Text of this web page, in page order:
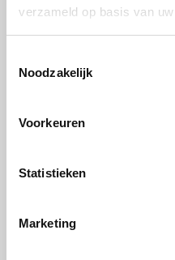
verzameld op basis van
Noodzakelijk
Voorkeuren
Statistieken
Marketing
Meld je nu aan voor onze